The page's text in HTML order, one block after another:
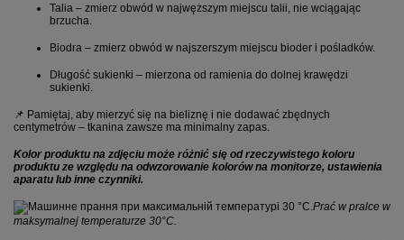
Talia – zmierz obwód w najwęższym miejscu talii, nie wciągając
brzucha.
Biodra – zmierz obwód w najszerszym miejscu bioder i pośladków.
Długość sukienki – mierzona od ramienia do dolnej krawędzi
sukienki.
📌 Pamiętaj, aby mierzyć się na bieliznę i nie dodawać zbędnych
centymetrów – tkanina zawsze ma minimalny zapas.
Kolor produktu na zdjęciu może różnić się od rzeczywistego koloru
produktu ze względu na odwzorowanie kolorów na monitorze, ustawienia
aparatu lub inne czynniki.
Prać w pralce w
maksymalnej temperaturze 30°C.